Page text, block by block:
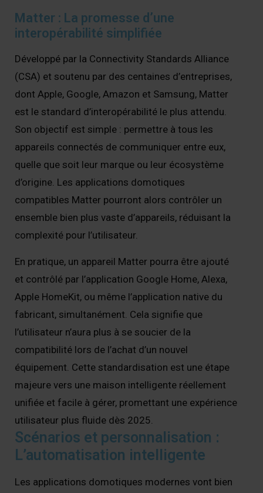
Matter : La promesse d’une
interopérabilité simplifiée
Développé par la Connectivity Standards Alliance
(CSA) et soutenu par des centaines d’entreprises,
dont Apple, Google, Amazon et Samsung, Matter
est le standard d’interopérabilité le plus attendu.
Son objectif est simple : permettre à tous les
appareils connectés de communiquer entre eux,
quelle que soit leur marque ou leur écosystème
d’origine. Les applications domotiques
compatibles Matter pourront alors contrôler un
ensemble bien plus vaste d’appareils, réduisant la
complexité pour l’utilisateur.
En pratique, un appareil Matter pourra être ajouté
et contrôlé par l’application Google Home, Alexa,
Apple HomeKit, ou même l’application native du
fabricant, simultanément. Cela signifie que
l’utilisateur n’aura plus à se soucier de la
compatibilité lors de l’achat d’un nouvel
équipement. Cette standardisation est une étape
majeure vers une maison intelligente réellement
unifiée et facile à gérer, promettant une expérience
utilisateur plus fluide dès 2025.
Scénarios et personnalisation :
L’automatisation intelligente
Les applications domotiques modernes vont bien